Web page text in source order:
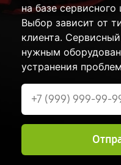
на базе сервисного
Выбор зависит от
клиента.
нужным
устранения